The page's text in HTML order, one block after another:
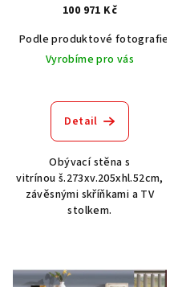
100 971 Kč
Podle produktové fotografie
Vyrobíme pro vás
Detail
Obývací stěna s
vitrínou š.273xv.205xhl.52cm,
závěsnými skříňkami a TV
stolkem.